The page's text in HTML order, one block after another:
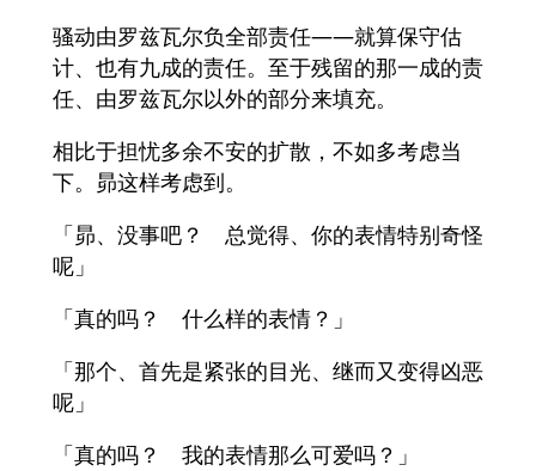
骚动由罗兹瓦尔负全部责任――就算保守估
计、也有九成的责任。至于残留的那一成的责
任、由罗兹瓦尔以外的部分来填充。
相比于担忧多余不安的扩散，不如多考虑当
下。昴这样考虑到。
「昴、没事吧？ 总觉得、你的表情特别奇怪
呢」
「真的吗？ 什么样的表情？」
「那个、首先是紧张的目光、继而又变得凶恶
呢」
「真的吗？ 我的表情那么可爱吗？」